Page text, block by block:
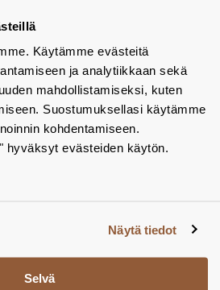
Käytämme evästeitä
ja analytiikkaan sekä
mahdollistamiseksi, kuten
Suostumuksellasi käytämme
kohdentamiseen.
hyväksyt evästeiden käytön.
Näytä tiedot
Selvä